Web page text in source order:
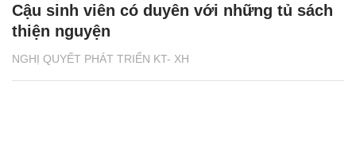
NGHỊ QUYẾT PHÁT TRIỂN KT- XH
Cậu sinh viên có duyên với những tủ sách
thiện nguyện